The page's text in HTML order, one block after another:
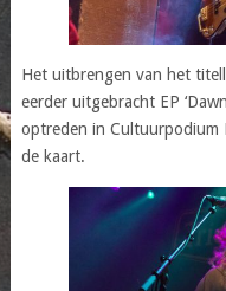
Het uitbrengen van het
eerder uitgebracht EP
optreden in Cultuurpodium
de kaart.